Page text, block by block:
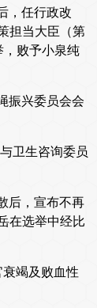
，任行政改
担当大臣（第
，败予小泉纯
振兴委员会会
卫生咨询委员
后，宣布不再
在选举中经比
竭及败血性